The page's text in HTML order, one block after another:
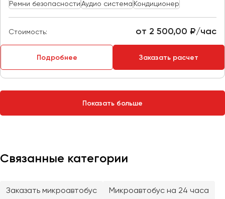
Ремни безопасностиАудио система Кондиционер
Стоимость: от 2 500,00 ₽/час
Подробнее Заказать расчет
Показать больше
Связанные категории
Заказать микроавтобус
Микроавтобус на 24 часа
Тверь
Тула
Феодосия
Хабаровск